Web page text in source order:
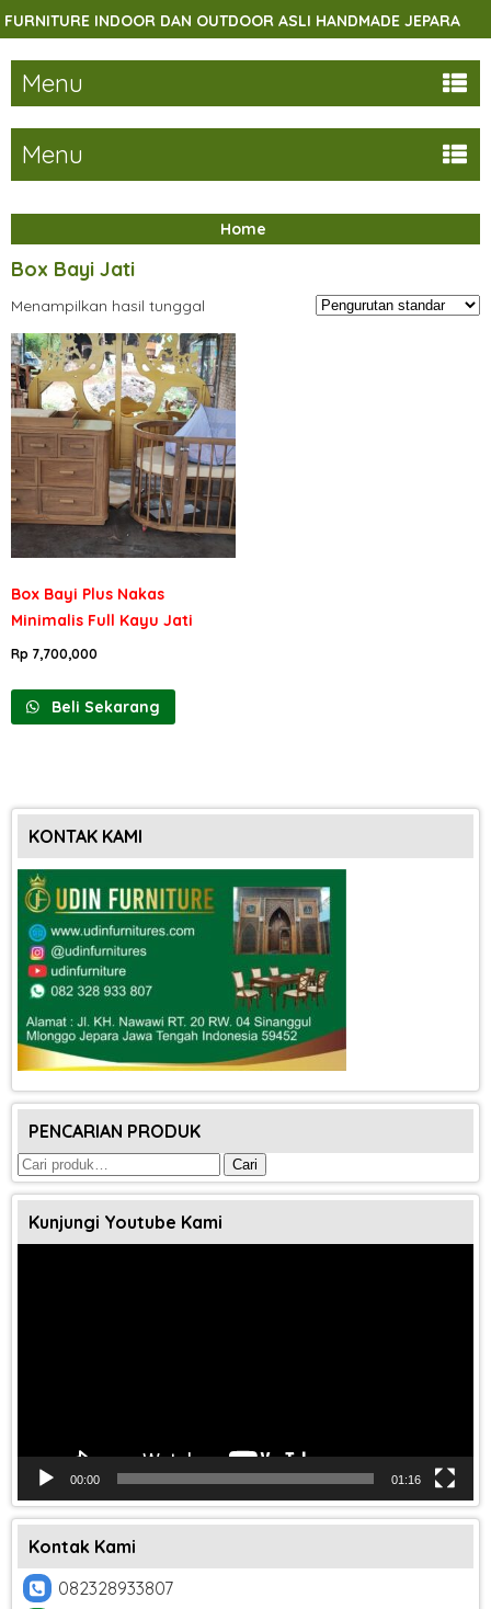
INDOOR DAN OUTDOOR ASLI HANDMADE JEPARA
Menu
Menu
Home
Box Bayi Jati
Menampilkan hasil tunggal
Box Bayi Plus Nakas
Minimalis Full Kayu Jati
Rp 7,700,000
Beli Sekarang
KONTAK KAMI
PENCARIAN PRODUK
Pencarian
untuk:
Cari
Kunjungi Youtube Kami
00:00 01:16
Kontak Kami
082328933807